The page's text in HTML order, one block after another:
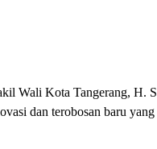
Wali Kota Tangerang, H.
dan terobosan baru